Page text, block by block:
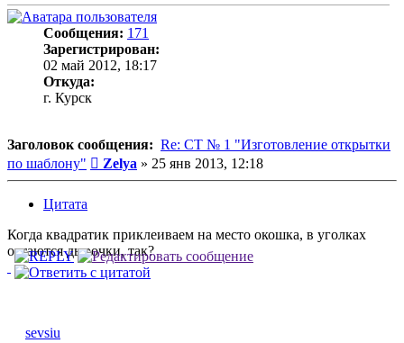
Сообщения: 171
Зарегистрирован:
02 май 2012, 18:17
Откуда:
г. Курск
Заголовок сообщения: Re: СТ № 1 "Изготовление открытки
по шаблону"
Сообщение
Zelya » 25 янв 2013, 12:18
Цитата
Когда квадратик приклеиваем на место окошка, в уголках
остаются дырочки, так?
sevsiu